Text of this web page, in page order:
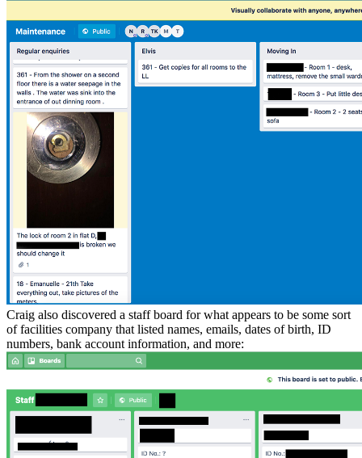
Craig also discovered a staff board for what appears to be some sort
of facilities company that listed names, emails, dates of birth, ID
numbers, bank account information, and more: